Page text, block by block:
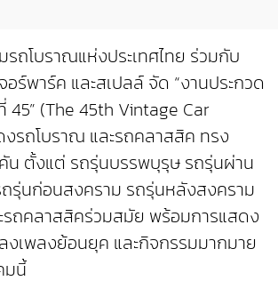
รถโบราณแห่งประเทศไทย ร่วมกับ
ร์พาร์ค และสเปลล์ จัด “งานประกวด
45” (The 45th Vintage Car
งรถโบราณ และรถคลาสสิค ทรง
ตั้งแต่ รถรุ่นบรรพบุรุษ รถรุ่นผ่าน
รุ่นก่อนสงคราม รถรุ่นหลังสงคราม
รถคลาสสิคร่วมสมัย พร้อมการแสดง
งเพลงย้อนยุค และกิจกรรมมากมาย
มนี้